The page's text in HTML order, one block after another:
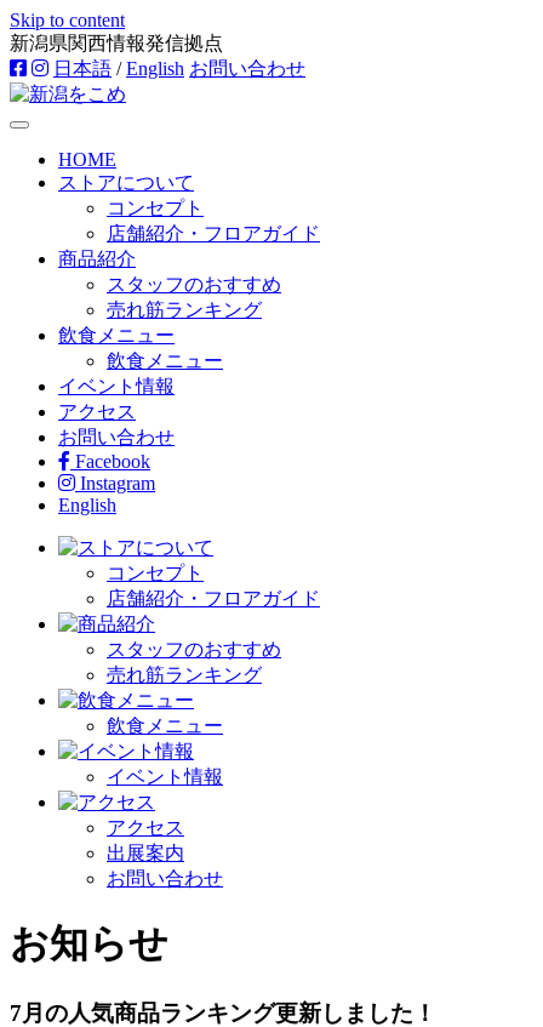
Skip to content
新潟県関西情報発信拠点
日本語 /English お問い合わせ
HOME
ストアについて
コンセプト
店舗紹介・フロアガイド
商品紹介
スタッフのおすすめ
売れ筋ランキング
飲食メニュー
飲食メニュー
イベント情報
アクセス
お問い合わせ
Facebook
Instagram
English
コンセプト
店舗紹介・フロアガイド
スタッフのおすすめ
売れ筋ランキング
飲食メニュー
イベント情報
アクセス
出展案内
お問い合わせ
お知らせ
7月の人気商品ランキング更新しました！